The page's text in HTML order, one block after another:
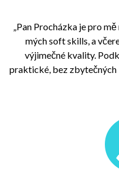
„Pan Procházka je pro
mých soft skills, a
výjimečné kvality.
praktické, bez